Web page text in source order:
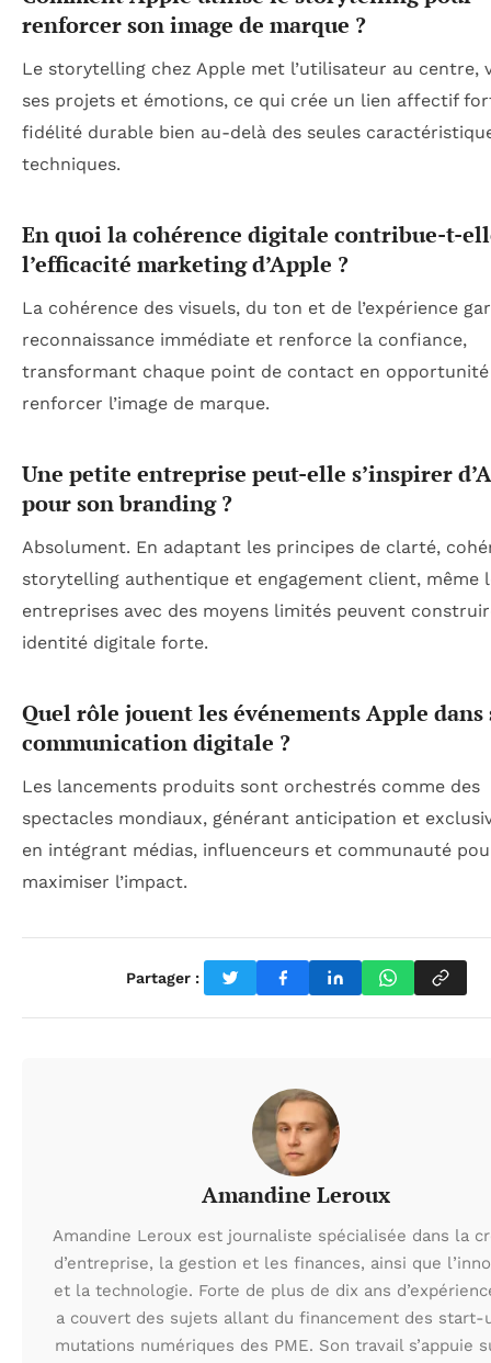
renforcer son image de marque ?
Le storytelling chez Apple met l’utilisateur au centre,
ses projets et émotions, ce qui crée un lien affectif
fidélité durable bien au-delà des seules
techniques.
En quoi la cohérence digitale contribue-t-
l’efficacité marketing d’Apple ?
La cohérence des visuels, du ton et de l’expérience
reconnaissance immédiate et renforce la confiance,
transformant chaque point de contact en opportunité
renforcer l’image de marque.
Une petite entreprise peut-elle s’inspirer
pour son branding ?
Absolument. En adaptant les principes de clarté,
storytelling authentique et engagement client, même
entreprises avec des moyens limités peuvent
identité digitale forte.
Quel rôle jouent les événements Apple dans
communication digitale ?
Les lancements produits sont orchestrés comme des
spectacles mondiaux, générant anticipation et
en intégrant médias, influenceurs et communauté
maximiser l’impact.
Partager :
Amandine Leroux
Amandine Leroux est journaliste spécialisée dans la
d’entreprise, la gestion et les finances, ainsi que
et la technologie. Forte de plus de dix ans
a couvert des sujets allant du financement des start-
mutations numériques des PME. Son travail s’appuie